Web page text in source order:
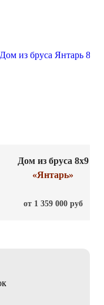
Дом из бруса 8x9
«Янтарь»
от 1 359 000 руб